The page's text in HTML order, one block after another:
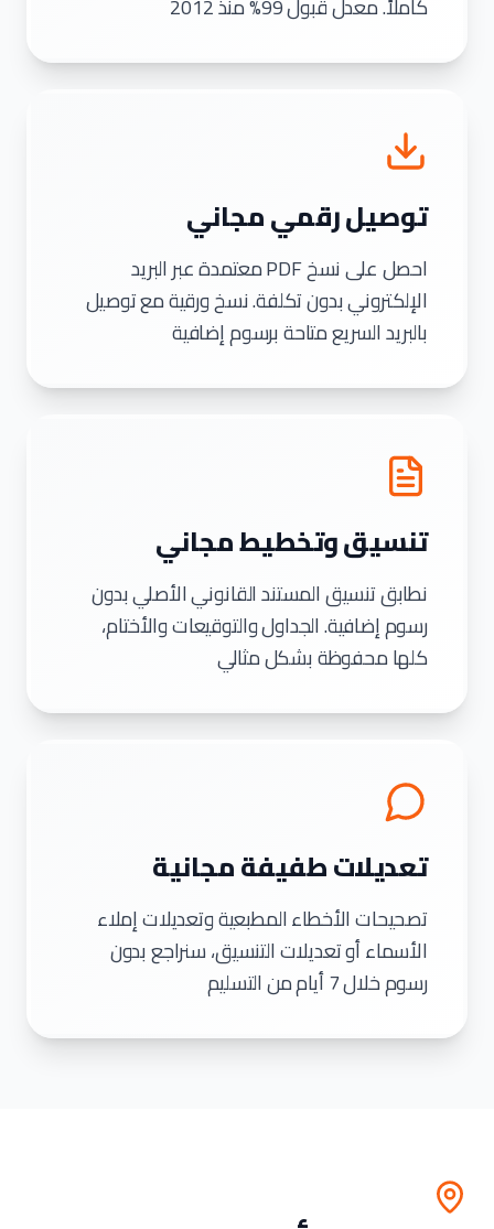
توصيل رقمي مجاني
احصل على نسخ PDF معتمدة عبر البريد
الإلكتروني بدون تكلفة. نسخ ورقية مع توصيل
بالبريد السريع متاحة برسوم إضافية
تنسيق وتخطيط مجاني
نطابق تنسيق المستند القانوني الأصلي بدون
رسوم إضافية. الجداول والتوقيعات والأختام،
كلها محفوظة بشكل مثالي
تعديلات طفيفة مجانية
تصحيحات الأخطاء المطبعية وتعديلات إملاء
الأسماء أو تعديلات التنسيق، سنراجع بدون
رسوم خلال 7 أيام من التسليم